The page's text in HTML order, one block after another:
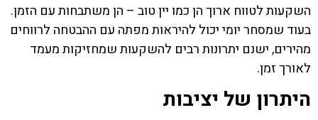
השקעות לטווח ארוך הן כמו יין טוב – הן משתבחות עם הזמן.
בעוד שמסחר יומי יכול להיראות מפתה עם ההבטחה לרווחים
מהירים, ישנם יתרונות רבים להשקעות שמחזיקות מעמד
לאורך זמן.
היתרון של יציבות